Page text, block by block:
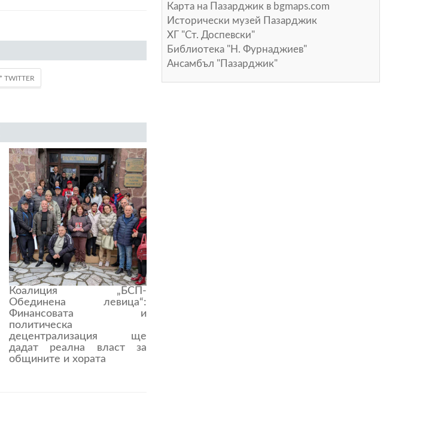
Коалиция „БСП-
Обединена левица“:
Финансовата и
политическа
децентрализация ще
дадат реална власт за
общините и хората
Карта на Пазарджик в bgmaps.com
Исторически музей Пазарджик
ХГ "Ст. Доспевски"
Библиотека "Н. Фурнаджиев"
Ансамбъл "Пазарджик"